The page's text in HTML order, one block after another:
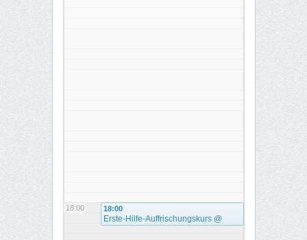
18:00 18:00
Erste-Hilfe-Auffrischungskurs @